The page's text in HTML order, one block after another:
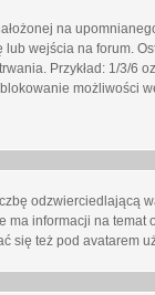
na
wejścia na forum.
Przykład: 1/3/6
możliwości
odzwierciedlającą
informacji na temat
się też pod avatarem